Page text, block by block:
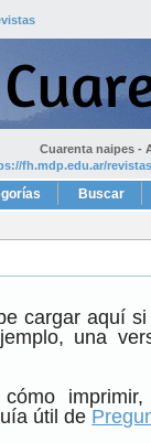
Cuarenta naipes -
fh.mdp.edu.ar/
Buscar
cargar aquí
una
útil de